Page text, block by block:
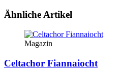
Ähnliche Artikel
Magazin
Celtachor Fiannaiocht